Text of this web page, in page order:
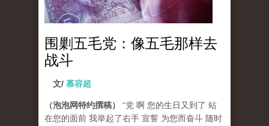
围剿五毛党：像五毛那样去
战斗
文/ 慕容超
（泡泡网特约撰稿）
“党 啊 您的生日又到了 站
在您的面前 我举起了右手 宣誓 为您而奋斗 随时